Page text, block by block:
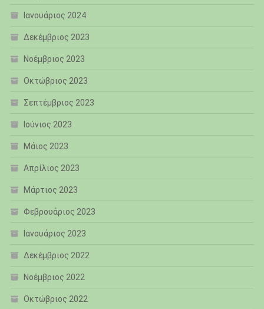
Ιανουάριος 2024
Δεκέμβριος 2023
Νοέμβριος 2023
Οκτώβριος 2023
Σεπτέμβριος 2023
Ιούνιος 2023
Μάιος 2023
Απρίλιος 2023
Μάρτιος 2023
Φεβρουάριος 2023
Ιανουάριος 2023
Δεκέμβριος 2022
Νοέμβριος 2022
Οκτώβριος 2022